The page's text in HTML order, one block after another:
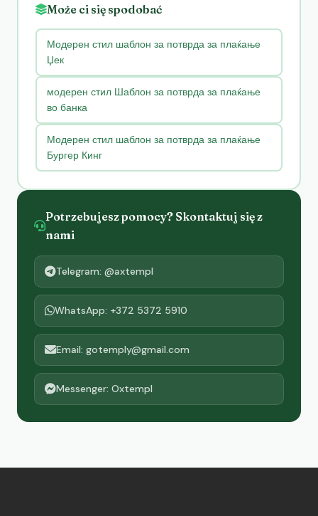
Może ci się spodobać
Модерен стил шаблон за потврда за плаќање
Џек
модерен стил Шаблон за потврда за плаќање
во банка
Модерен стил шаблон за потврда за плаќање
Бургер Кинг
Potrzebujesz pomocy? Skontaktuj się z
nami
Telegram: @axtempl
WhatsApp: +372 5372 5910
Email: gotemply@gmail.com
Messenger: Oxtempl